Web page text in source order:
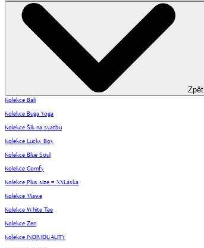
Zpět
Kolekce Bali
Kolekce Buga Yoga
Kolekce Šik na svatbu
Kolekce Lucky Boy
Kolekce Blue Soul
Kolekce Comfy
Kolekce Plus size = XXLáska
Kolekce Mawe
Kolekce White Tee
Kolekce Zen
Kolekce INDIVIDUALITY